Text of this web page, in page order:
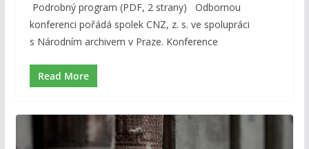
Podrobný program (PDF, 2 strany) Odbornou
konferenci pořádá spolek CNZ, z. s. ve spolupráci
s Národním archivem v Praze. Konference
Read More